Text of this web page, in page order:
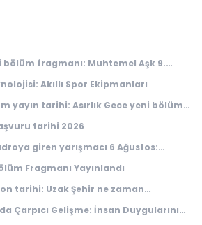
bölüm fragmanı: Muhtemel Aşk 9.
Akıllı Spor Ekipmanları
yayın tarihi: Asırlık Gece yeni bölüm
tarihi 2026
giren yarışmacı 6 Ağustos:
Fragmanı Yayınlandı
tarihi: Uzak Şehir ne zaman
Çarpıcı Gelişme: İnsan Duygularını